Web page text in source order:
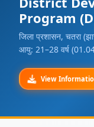
Program
जिला प्रशासन, चतरा
आयु: 21–28 वर्ष
View